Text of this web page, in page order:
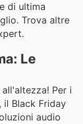
di ultima
Trova altre
Le
Per i
Black Friday
audio